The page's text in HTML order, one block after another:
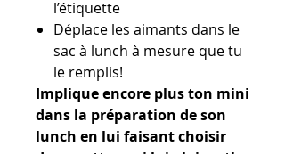
l’étiquette
Déplace les aimants dans le
sac à lunch à mesure que tu
le remplis!
Implique encore plus ton mini
dans la préparation de son
lunch en lui faisant choisir